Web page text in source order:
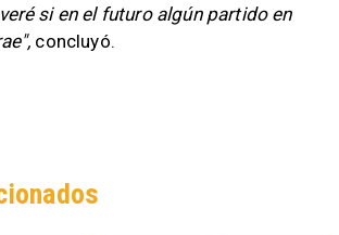
si en el futuro algún partido en
concluyó.